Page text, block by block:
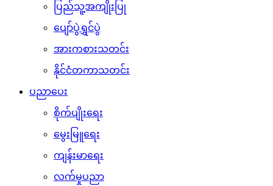
ပြည်သူ့အကျိုးပြု
ပျော်ပွဲရွှင်ပွဲ
အားကစားသတင်း
နိုင်ငံတကာသတင်း
ပညာပေး
စိုက်ပျိုးရေး
မွေးမြူရေး
ကျန်းမာရေး
လက်မှုပညာ